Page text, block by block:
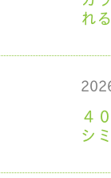
れ
４
シ